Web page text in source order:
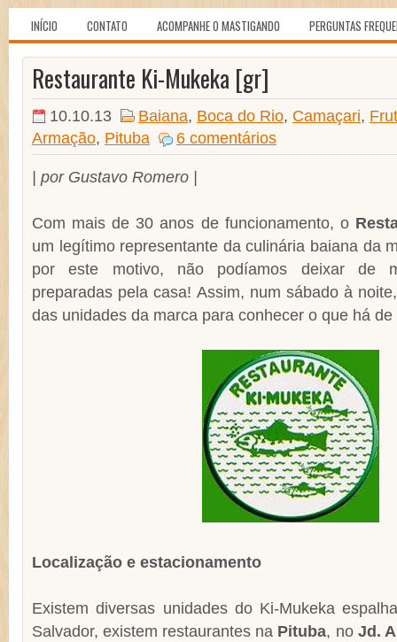
INÍCIO CONTATO ACOMPANHE O MASTIGANDO PERGUNTAS
Restaurante Ki-Mukeka [gr]
10.10.13 Baiana, Boca do Rio, Camaçari,
Armação, Pituba 6 comentários
| por Gustavo Romero |
Com mais de 30 anos de funcionamento, o
um legítimo representante da culinária baiana da
por este motivo, não podíamos deixar de
preparadas pela casa! Assim, num sábado à
das unidades da marca para conhecer o que há
Localização e estacionamento
Existem diversas unidades do Ki-Mukeka
Salvador, existem restaurantes na Pituba, no Jd.